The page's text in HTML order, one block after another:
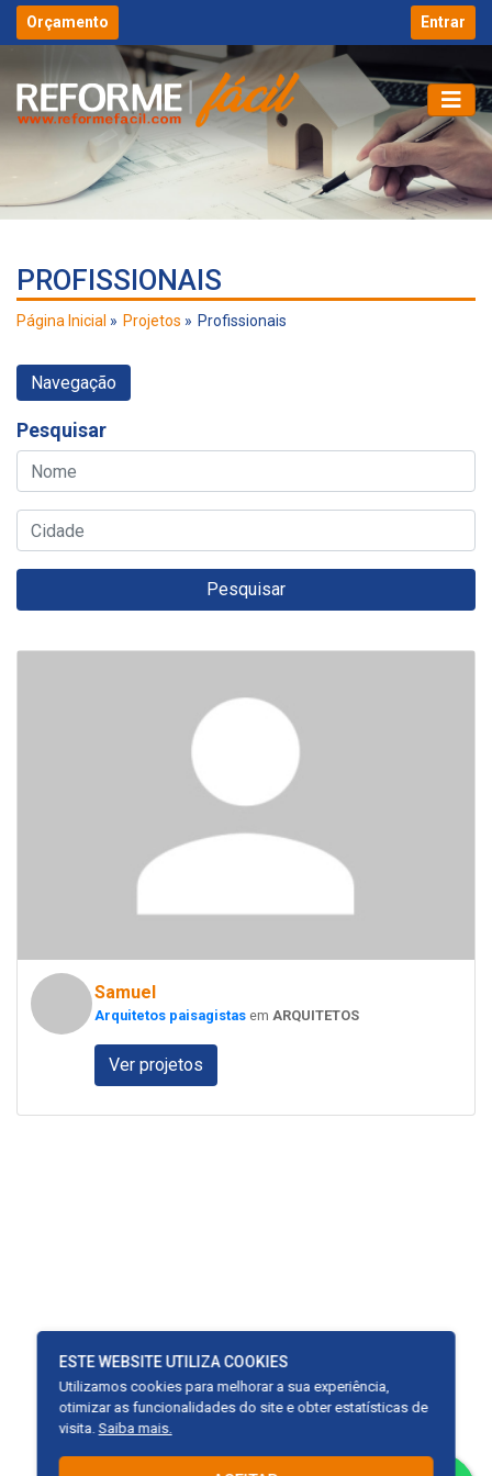
Orçamento Entrar
PROFISSIONAIS
Página Inicial Projetos Profissionais
Navegação
Pesquisar
Pesquisar
Samuel
Arquitetos paisagistas em ARQUITETOS
Ver projetos
ESTE WEBSITE UTILIZA COOKIES
Utilizamos cookies para melhorar a sua experiência,
otimizar as funcionalidades do site e obter estatísticas de
visita.Saiba mais.